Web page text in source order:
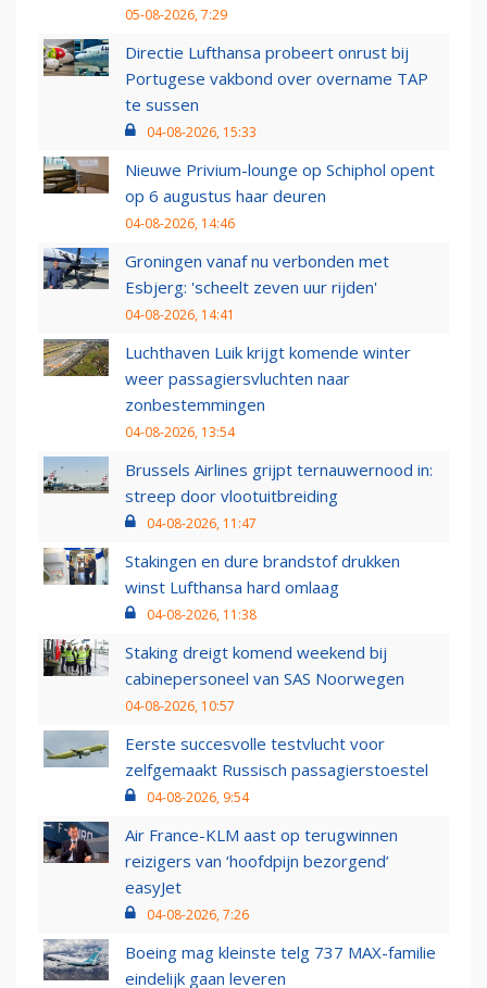
05-08-2026, 7:29
Directie Lufthansa probeert onrust bij
Portugese vakbond over overname TAP
te sussen
04-08-2026, 15:33
Nieuwe Privium-lounge op Schiphol opent
op 6 augustus haar deuren
04-08-2026, 14:46
Groningen vanaf nu verbonden met
Esbjerg: 'scheelt zeven uur rijden'
04-08-2026, 14:41
Luchthaven Luik krijgt komende winter
weer passagiersvluchten naar
zonbestemmingen
04-08-2026, 13:54
Brussels Airlines grijpt ternauwernood in:
streep door vlootuitbreiding
04-08-2026, 11:47
Stakingen en dure brandstof drukken
winst Lufthansa hard omlaag
04-08-2026, 11:38
Staking dreigt komend weekend bij
cabinepersoneel van SAS Noorwegen
04-08-2026, 10:57
Eerste succesvolle testvlucht voor
zelfgemaakt Russisch passagierstoestel
04-08-2026, 9:54
Air France-KLM aast op terugwinnen
reizigers van ‘hoofdpijn bezorgend’
easyJet
04-08-2026, 7:26
Boeing mag kleinste telg 737 MAX-familie
eindelijk gaan leveren